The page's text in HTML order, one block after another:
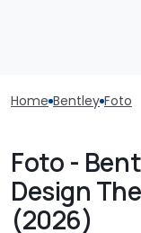
Home Bentley Foto
Foto -
Design
(2026)